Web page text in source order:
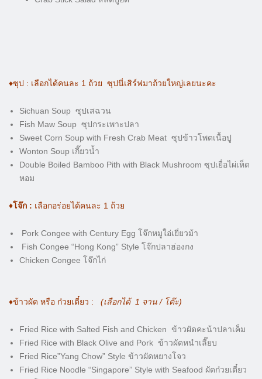
♦️ซุป : เลือกได้คนละ 1 ถ้วย ซุปนี่เสิร์ฟมาถ้วยใหญ่เลยนะคะ
Sichuan Soup ซุปเสฉวน
Fish Maw Soup ซุปกระเพาะปลา
Sweet Corn Soup with Fresh Crab Meat ซุปข้าวโพดเนื้อปู
Wonton Soup เกี๊ยวน้ำ
Double Boiled Bamboo Pith with Black Mushroom ซุปเยื่อไผ่เห็ด
หอม
♦️โจ๊ก : เลือกอร่อยได้คนละ 1 ถ้วย
Pork Congee with Century Egg โจ๊กหมูใอ่เยี่ยวม้า
Fish Congee “Hong Kong” Style โจ๊กปลาฮ่องกง
Chicken Congee โจ๊กไก่
♦️ข้าวผัด หรือ ก๋วยเตี๋ยว : (เลือกได้ 1 จาน / โต๊ะ)
Fried Rice with Salted Fish and Chicken ข้าวผัดคะน้าปลาเค็ม
Fried Rice with Black Olive and Pork ข้าวผัดหนำเลี๊ยบ
Fried Rice”Yang Chow” Style ข้าวผัดหยางโจว
Fried Rice Noodle “Singapore” Style with Seafood ผัดก๋วยเตี๋ยว